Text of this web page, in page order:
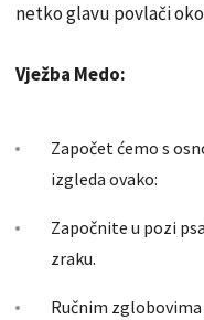
netko glavu povlači
Vježba Medo:
Započet ćemo s
izgleda ovako:
Započnite u pozi
zraku.
Ručnim